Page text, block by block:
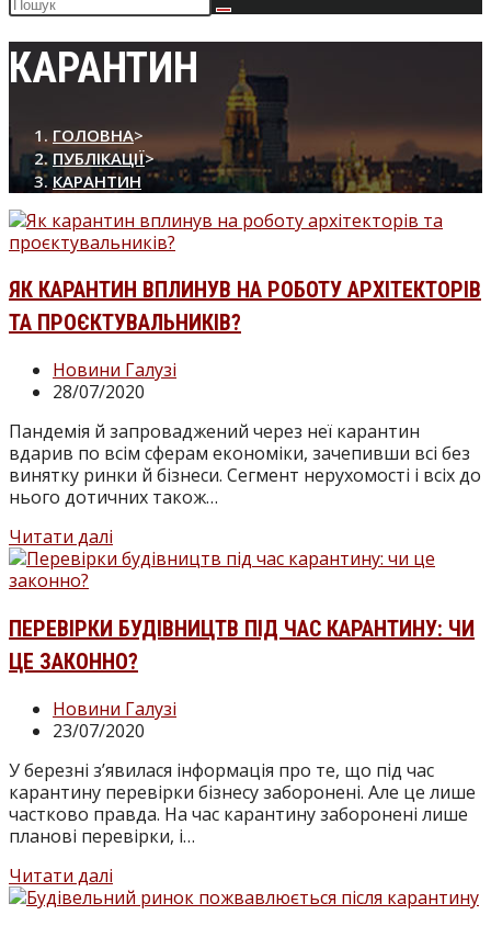
на
сайті
КАРАНТИН
ГОЛОВНА>
ПУБЛІКАЦІЇ>
КАРАНТИН
ЯК КАРАНТИН ВПЛИНУВ НА РОБОТУ АРХІТЕКТОРІВ
ТА ПРОЄКТУВАЛЬНИКІВ?
Категорія
запису:
Новини Галузі
Запис
28/07/2020
Пандемія й запроваджений через неї карантин
вдарив по всім сферам економіки, зачепивши всі без
винятку ринки й бізнеси. Сегмент нерухомості і всіх до
нього дотичних також…
Читати далі
карантин
роботу
архітекторів
та
ПЕРЕВІРКИ БУДІВНИЦТВ ПІД ЧАС КАРАНТИНУ: ЧИ
ЦЕ ЗАКОННО?
Категорія
запису:
Новини Галузі
Запис
23/07/2020
У березні з’явилася інформація про те, що під час
карантину перевірки бізнесу заборонені. Але це лише
частково правда. На час карантину заборонені лише
планові перевірки, і…
Читати далі
будівництв